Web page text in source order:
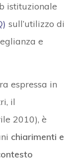
istituzionale
sull’utilizzo di
e
espressa in
il
2010), è
chiarimenti e